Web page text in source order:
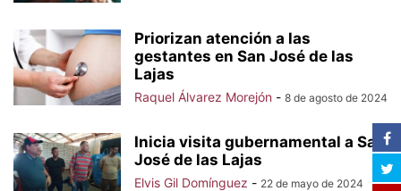
Priorizan atención a las
gestantes en San José de las
Lajas
Raquel Álvarez Morejón - 8 de agosto de 2024
Inicia visita gubernamental a San
José de las Lajas
Elvis Gil Domínguez - 22 de mayo de 2024